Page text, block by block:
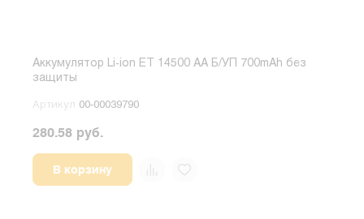
Аккумулятор Li-ion ET 14500 AA Б/УП 700mAh без
защиты
Артикул 00-00039790
280.58 руб.
В корзину